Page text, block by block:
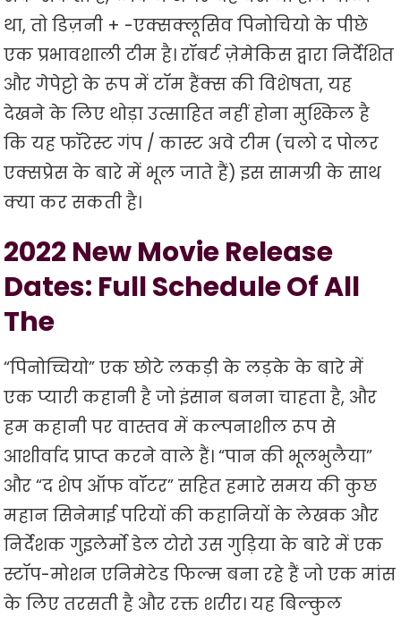
था, तो डिज़नी + -एक्सक्लूसिव पिनोचियो के पीछे
एक प्रभावशाली टीम है। रॉबर्ट ज़ेमेकिस द्वारा निर्देशित
और गेपेट्टो के रूप में टॉम हैंक्स की विशेषता, यह
देखने के लिए थोड़ा उत्साहित नहीं होना मुश्किल है
कि यह फॉरेस्ट गंप / कास्ट अवे टीम (चलो द पोलर
एक्सप्रेस के बारे में भूल जाते हैं) इस सामग्री के साथ
क्या कर सकती है।
2022 New Movie Release
Dates: Full Schedule Of All
The
“पिनोच्चियो” एक छोटे लकड़ी के लड़के के बारे में
एक प्यारी कहानी है जो इंसान बनना चाहता है, और
हम कहानी पर वास्तव में कल्पनाशील रूप से
आशीर्वाद प्राप्त करने वाले हैं। “पान की भूलभुलैया”
और “द शेप ऑफ वॉटर” सहित हमारे समय की कुछ
महान सिनेमाई परियों की कहानियों के लेखक और
निर्देशक गुइलेर्मो डेल टोरो उस गुड़िया के बारे में एक
स्टॉप-मोशन एनिमेटेड फिल्म बना रहे हैं जो एक मांस
के लिए तरसती है और रक्त शरीर। यह बिल्कुल